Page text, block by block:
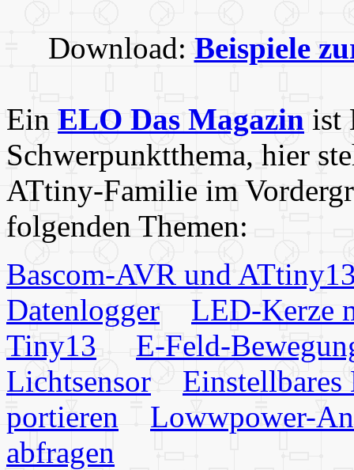
Download: Beispiele
Ein ELO Das Magazin ist
Schwerpunktthema, hier
ATtiny-Familie im
folgenden Themen:
Bascom-AVR und
Datenlogger
LED-Kerze
Tiny13
E-Feld-
Lichtsensor
Einstellbares
portieren
Lowwpower-
abfragen